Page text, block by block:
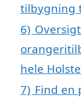
tilbygning
6)
hele
7) Find en